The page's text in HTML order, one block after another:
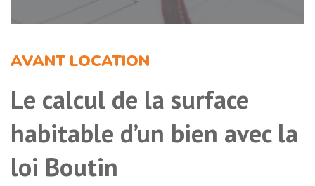
AVANT LOCATION
Le calcul de la surface
habitable d’un bien avec la
loi Boutin